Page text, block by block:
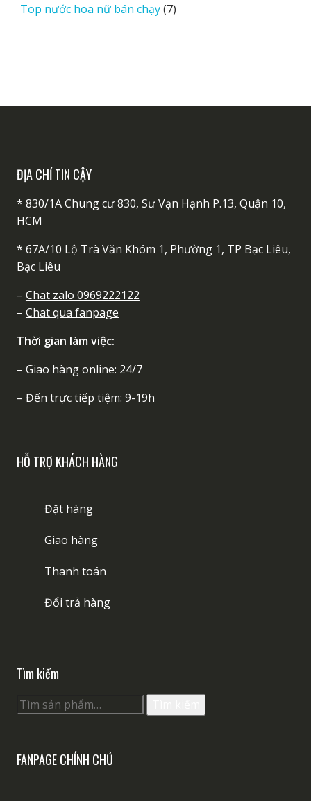
phẩm
Top nước hoa nữ bán chạy 77
ĐỊA CHỈ TIN CẬY
* 830/1A Chung cư 830, Sư Vạn Hạnh P.13, Quận 10,
HCM
* 67A/10 Lộ Trà Văn Khóm 1, Phường 1, TP Bạc Liêu,
Bạc Liêu
– Chat zalo 0969222122
– Chat qua fanpage
Thời gian làm việc:
– Giao hàng online: 24/7
– Đến trực tiếp tiệm: 9-19h
HỖ TRỢ KHÁCH HÀNG
Đặt hàng
Giao hàng
Thanh toán
Đổi trả hàng
Tìm kiếm
Tìm
kiếm:
FANPAGE CHÍNH CHỦ